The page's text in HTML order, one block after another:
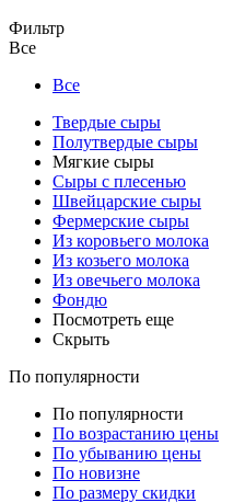
Фильтр
Все
Все
Твердые сыры
Полутвердые сыры
Мягкие сыры
Сыры c плесенью
Швейцарские сыры
Фермерские сыры
Из коровьего молока
Из козьего молока
Из овечьего молока
Фондю
Посмотреть еще
Скрыть
По популярности
По популярности
По возрастанию цены
По убыванию цены
По новизне
По размеру скидки